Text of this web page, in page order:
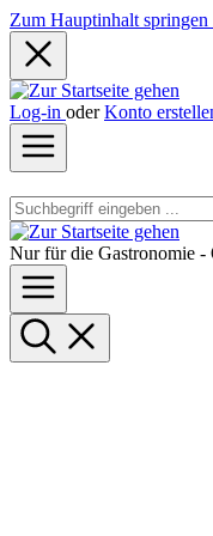
Zum Hauptinhalt springen
Log-in oder Konto
Nur für die Gastronomie -